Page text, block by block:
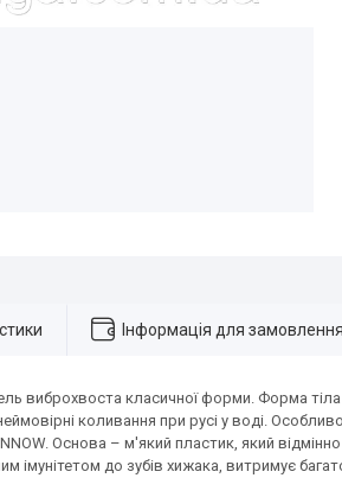
Інформація для замовлення
виброхвоста класичної форми. Форма тіла
коливання при русі у воді.
Основа – м'який пластик, який
імунітетом до зубів хижака, витримує